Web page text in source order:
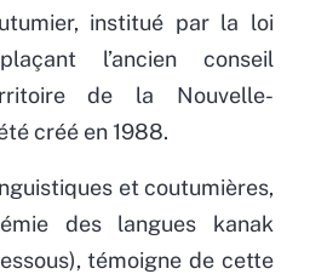
institué par la loi
l’ancien conseil
de la Nouvelle-
créé en 1988.
et coutumières,
des langues kanak
témoigne de cette